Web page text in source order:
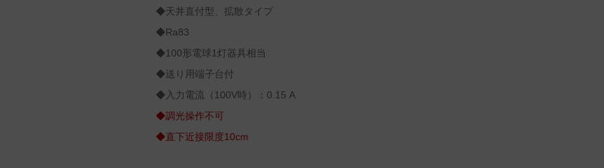
◆天井直付型、拡散タイプ
◆Ra83
◆100形電球1灯器具相当
◆送り用端子台付
◆入力電流（100V時）：0.15 A
◆調光操作不可
◆直下近接限度10cm